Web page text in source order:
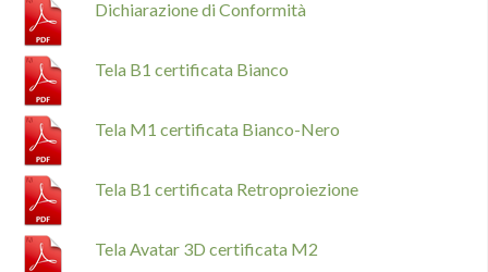
Dichiarazione di Conformità
Tela B1 certificata Bianco
Tela M1 certificata Bianco-Nero
Tela B1 certificata Retroproiezione
Tela Avatar 3D certificata M2